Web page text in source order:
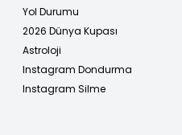
Yol Durumu
2026 Dünya Kupası
Astroloji
Instagram Dondurma
Instagram Silme